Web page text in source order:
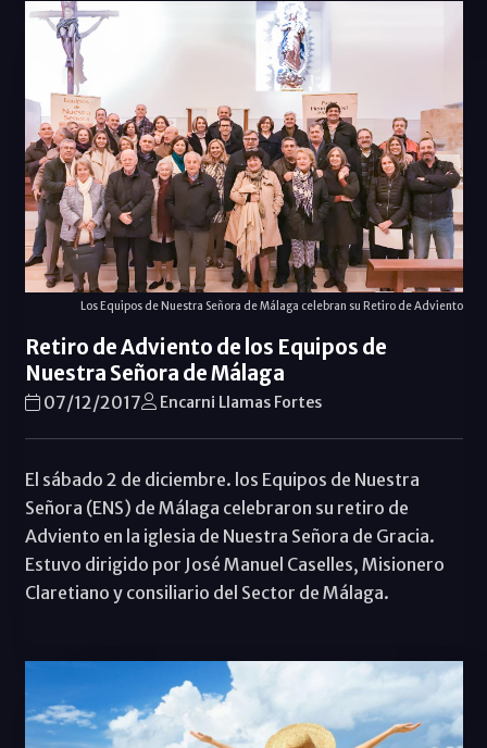
Los Equipos de Nuestra Señora de Málaga celebran su Retiro de Adviento
Retiro de Adviento de los Equipos de
Nuestra Señora de Málaga
07/12/2017 Encarni Llamas Fortes
El sábado 2 de diciembre. los Equipos de Nuestra
Señora (ENS) de Málaga celebraron su retiro de
Adviento en la iglesia de Nuestra Señora de Gracia.
Estuvo dirigido por José Manuel Caselles, Misionero
Claretiano y consiliario del Sector de Málaga.